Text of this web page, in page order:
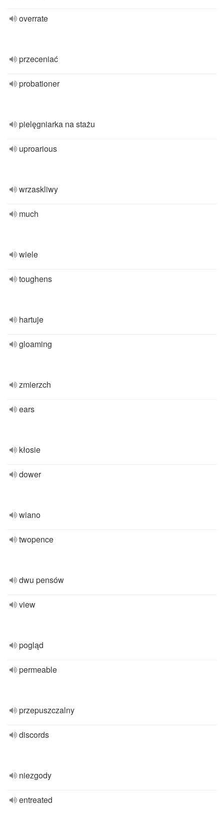
overrate
przeceniać
probationer
pielęgniarka na stażu
uproarious
wrzaskliwy
much
wiele
toughens
hartuje
gloaming
zmierzch
ears
kłosie
dower
wiano
twopence
dwu pensów
view
pogląd
permeable
przepuszczalny
discords
niezgody
entreated